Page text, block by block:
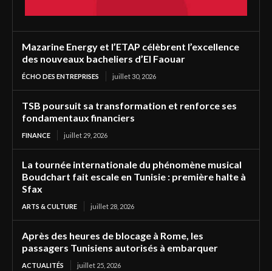
Mazarine Energy et l’ETAP célèbrent l’excellence
des nouveaux bacheliers d’El Faouar
ÉCHO DES ENTREPRISES juillet 30, 2026
TSB poursuit sa transformation et renforce ses
fondamentaux financiers
FINANCE juillet 29, 2026
La tournée internationale du phénomène musical
Boudchart fait escale en Tunisie : première halte à
Sfax
ARTS & CULTURE juillet 28, 2026
Après des heures de blocage à Rome, les
passagers Tunisiens autorisés à embarquer
ACTUALITÉS juillet 25, 2026